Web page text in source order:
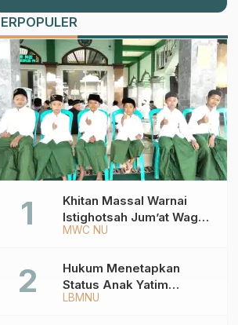
MWC NU
Khitan Massal Warnai
Istighotsah Jum’at Wage
MWCNU Sukorejo
LBMNU
Hukum Menetapkan
Status Anak Yatim
Berdasarkan KK,